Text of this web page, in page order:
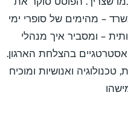
– מהימים של סופרי ימי
– ומסביר איך מנהלי
בהצלחת הארגון.
ואנושיות ומוכיח